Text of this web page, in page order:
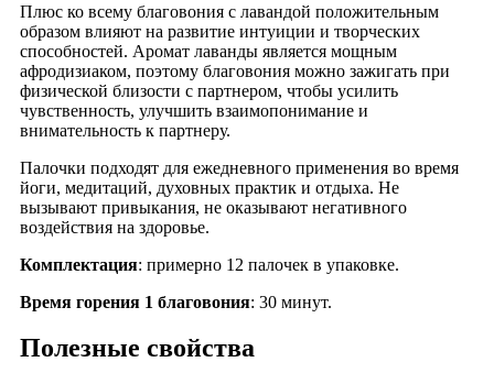
Плюс ко всему благовония с лавандой положительным
образом влияют на развитие интуиции и творческих
способностей. Аромат лаванды является мощным
афродизиаком, поэтому благовония можно зажигать при
физической близости с партнером, чтобы усилить
чувственность, улучшить взаимопонимание и
внимательность к партнеру.
Палочки подходят для ежедневного применения во время
йоги, медитаций, духовных практик и отдыха. Не
вызывают привыкания, не оказывают негативного
воздействия на здоровье.
Комплектация: примерно 12 палочек в упаковке.
Время горения 1 благовония: 30 минут.
Полезные свойства